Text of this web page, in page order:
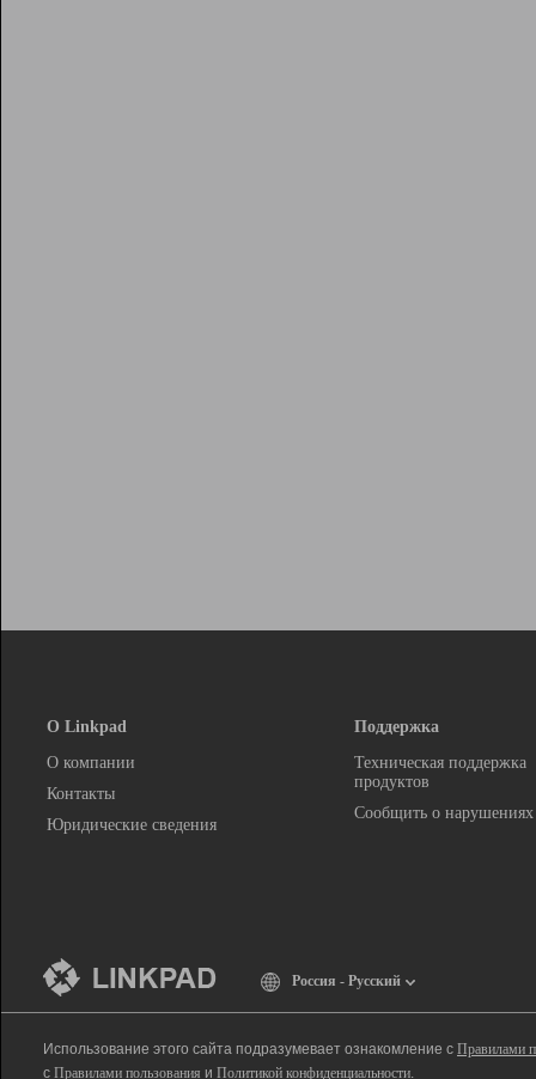
О Linkpad
О компании
Контакты
Юридические сведения
Поддержка
Техническая поддержка
продуктов
Сообщить о нарушениях
Россия - Русский
Использование этого сайта подразумевает ознакомление с Правилами
с Правилами пользования и Политикой конфиденциальности.